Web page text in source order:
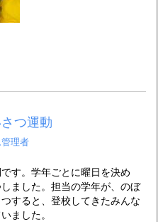
つ運動
理者
す。学年ごとに曜日を決め
ました。担当の学年が、のぼ
すると、登校してきたみんな
ました。